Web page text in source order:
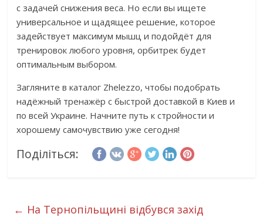
с задачей снижения веса. Но если вы ищете
универсальное и щадящее решение, которое
задействует максимум мышц и подойдёт для
тренировок любого уровня, орбитрек будет
оптимальным выбором.
Загляните в каталог Zhelezzo, чтобы подобрать
надёжный тренажёр с быстрой доставкой в Киев и
по всей Украине. Начните путь к стройности и
хорошему самочувствию уже сегодня!
Поділіться:
← На Тернопільщині відбувся захід